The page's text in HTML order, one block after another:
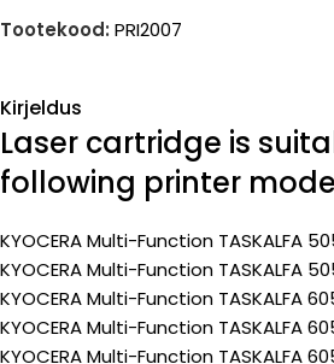
Tootekood: PRI2007
Kirjeldus
Laser cartridge is
following printer
KYOCERA Multi-Function TASKALFA
KYOCERA Multi-Function TASKALFA
KYOCERA Multi-Function TASKALFA
KYOCERA Multi-Function TASKALFA
KYOCERA Multi-Function TASKALFA